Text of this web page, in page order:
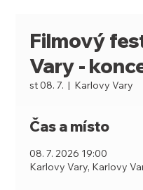
Filmový
Vary -
st 08. 7.
  |
Karlovy Vary
Čas a místo
08. 7. 2026 19:00
Karlovy Vary, Karlovy